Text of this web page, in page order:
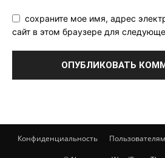
сохраните мое имя, адрес
сайт в этом браузере для
Конфиденциальность Пользователям